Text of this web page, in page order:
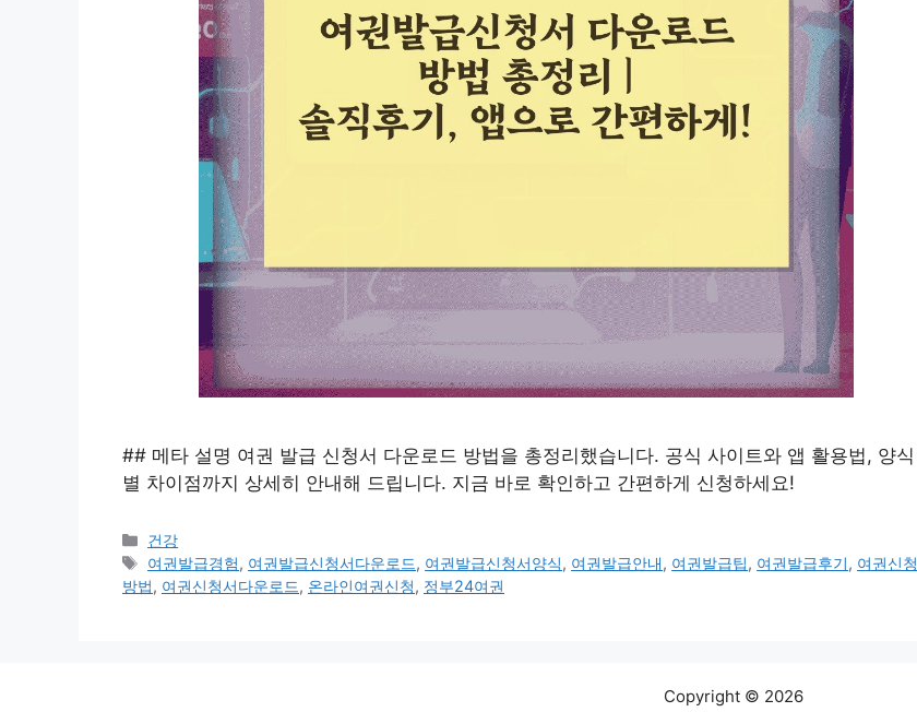
## 메타 설명 여권 발급 신청서 다운로드 방법을 총정리했습니다. 공식 사이트와 앱 활용법, 양식
별 차이점까지 상세히 안내해 드립니다. 지금 바로 확인하고 간편하게 신청하세요!
카
테
고
건강
태
그
여권발급경험, 여권발급신청서다운로드, 여권발급신청서양식, 여권발급안내, 여권발급팁, 여권발급후기, 여권신청
방법, 여권신청서다운로드, 온라인여권신청, 정부24여권
Copyright © 2026